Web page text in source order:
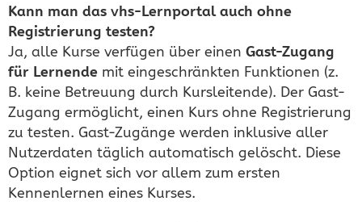
Kann man das vhs-Lernportal auch ohne
Registrierung testen?
Ja, alle Kurse verfügen über einen Gast-Zugang
für Lernende mit eingeschränkten Funktionen (z.
B. keine Betreuung durch Kursleitende). Der Gast-
Zugang ermöglicht, einen Kurs ohne Registrierung
zu testen. Gast-Zugänge werden inklusive aller
Nutzerdaten täglich automatisch gelöscht. Diese
Option eignet sich vor allem zum ersten
Kennenlernen eines Kurses.